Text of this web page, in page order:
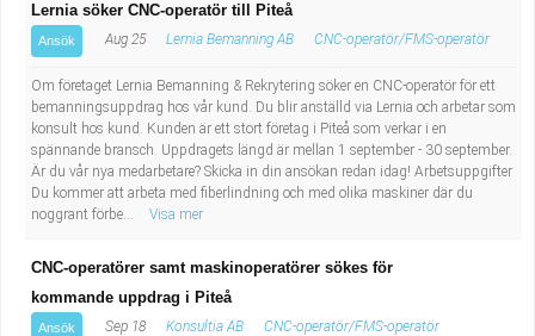
Lernia söker CNC-operatör till Piteå
Ansök Aug 25 Lernia Bemanning AB CNC-operatör/FMS-operatör
Om företaget Lernia Bemanning & Rekrytering söker en CNC-operatör för ett
bemanningsuppdrag hos vår kund. Du blir anställd via Lernia och arbetar som
konsult hos kund. Kunden är ett stort företag i Piteå som verkar i en
spännande bransch. Uppdragets längd är mellan 1 september - 30 september.
Är du vår nya medarbetare? Skicka in din ansökan redan idag! Arbetsuppgifter
Du kommer att arbeta med fiberlindning och med olika maskiner där du
noggrant förbe...
Visa mer
CNC-operatörer samt maskinoperatörer sökes för
kommande uppdrag i Piteå
Ansök Sep 18 Konsultia AB CNC-operatör/FMS-operatör